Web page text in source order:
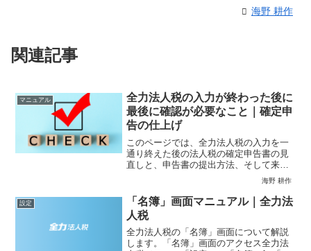
海野 耕作
関連記事
マニュアル
全力法人税の入力が終わった後に
最後に確認が必要なこと｜確定申
告の仕上げ
このページでは、全力法人税の入力を一
通り終えた後の法人税の確定申告書の見
直しと、申告書の提出方法、そして来年
度以降注意していただきたい点等、全力
法人税で申告書を作成する上で必ず目を
通していただきたい点をご説明します。
法人税の確定申告書の見直...
海野 耕作
設定
「名簿」画面マニュアル｜全力法
人税
全力法人税の「名簿」画面について解説
します。「名簿」画面のアクセス全力法